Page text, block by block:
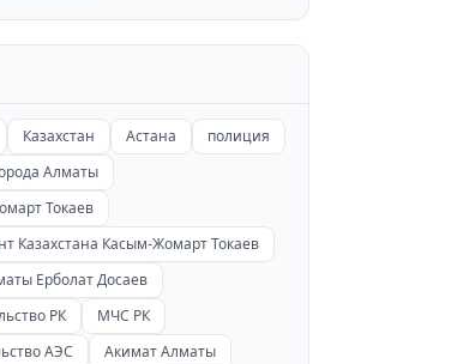
Казахстан Астана
полиция
Алматы
Токаев
Казахстана Касым-Жомарт Токаев
Ерболат Досаев
РК
МЧС РК
АЭС
Акимат Алматы